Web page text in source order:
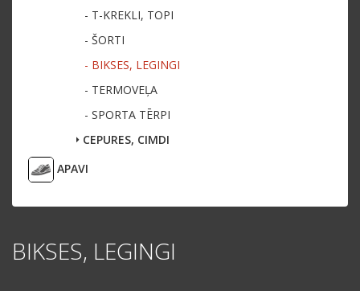
- T-KREKLI, TOPI
- ŠORTI
- BIKSES, LEGINGI
- TERMOVEĻA
- SPORTA TĒRPI
CEPURES, CIMDI
APAVI
BIKSES, LEGINGI